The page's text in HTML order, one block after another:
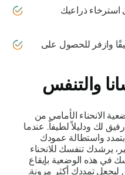
ذراعيك
وازفر للحصول على
والتنفس
الانحناء الأمامي من
لك ودليلاً لطيفاً. عندما
واستطالة عمودك
يرشدك تنفسك للانحناء
في هذه الوضعية بإيقاع
ليجعل تمددك أكثر مرونة.